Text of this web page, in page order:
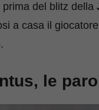
prima del blitz della
a casa il
.
le